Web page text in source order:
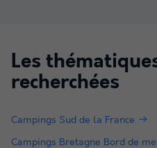
Les
recherchées
Campings Sud de la France
Campings Bretagne Bord de